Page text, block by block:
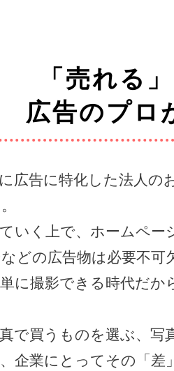
「売れる
広告のプロ
広告に特化した法人の
いく上で、ホームペー
どの広告物は必要不
に撮影できる時代だか
で買うものを選ぶ、
企業にとってその「